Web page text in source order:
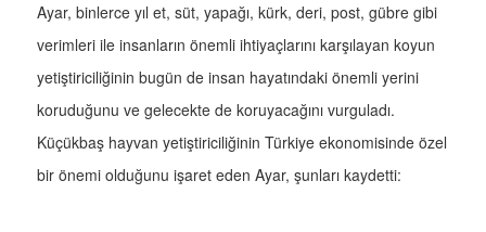
Ayar, binlerce yıl et, süt, yapağı, kürk, deri, post, gübre gibi
verimleri ile insanların önemli ihtiyaçlarını karşılayan koyun
yetiştiriciliğinin bugün de insan hayatındaki önemli yerini
koruduğunu ve gelecekte de koruyacağını vurguladı.
Küçükbaş hayvan yetiştiriciliğinin Türkiye ekonomisinde özel
bir önemi olduğunu işaret eden Ayar, şunları kaydetti: